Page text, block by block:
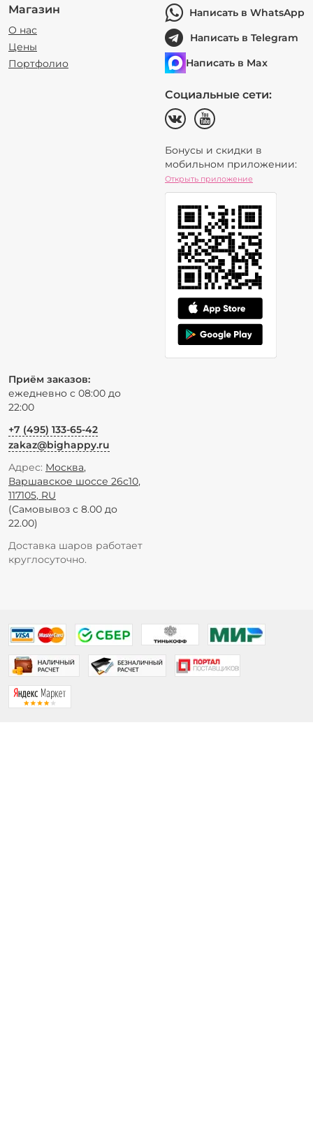
Магазин
О нас
Цены
Портфолио
Написать в WhatsApp
Написать в Telegram
Написать в Max
Социальные сети:
Бонусы и скидки в
мобильном приложении:
Открыть приложение
Приём заказов:
ежедневно с 08:00 до
22:00
+7 (495) 133-65-42
zakaz@bighappy.ru
Адрес: Москва,
Варшавское шоссе 26с10,
117105, RU
(Самовывоз с 8.00 до
22.00)
Доставка шаров работает
круглосуточно.